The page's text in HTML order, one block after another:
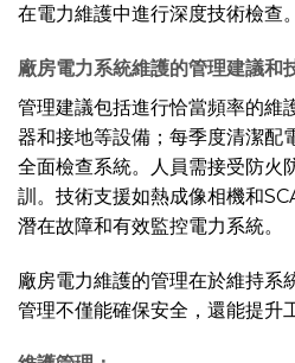
在電力維護中進行深度技術檢查。
廠房電力系統維護的管理建議和
管理建議包括進行恰當頻率的維
器和接地等設備；每季度清潔配
全面檢查系統。人員需接受防火
訓。技術支援如熱成像相機和
潛在故障和有效監控電力系統。
廠房電力維護的管理在於維持系
管理不僅能確保安全，還能提升